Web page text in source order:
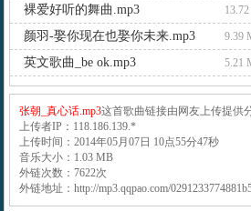
裸爱好听的舞曲.mp3
颜羽-娶你现在也娶你未来.mp3
9.39
英文歌曲_be ok.mp3
5.21
张朝_真心话.mp3这首歌曲链接由网友上传提供
上传者IP：118.186.139.*
上传时间：2014年05月07日 10点55分47秒
音乐大小：1.03 MB
外链次数：7622次
外链地址：http://mp3.qqpao.com/